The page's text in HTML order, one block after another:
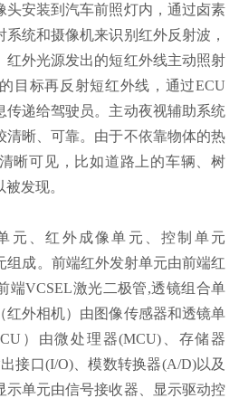
头安装到汽车前照灯内，通过卤素
统和摄像机来识别红外反射波，
红外光源发出的短红外线主动照射
目标再反射短红外线，通过ECU
传递给驾驶员。主动夜视辅助系统
清晰、可靠。由于不依靠物体的热
晰可见，比如道路上的车辆、树
发现。
元、红外成像单元、控制单元
组成。前端红外发射单元由前端红
端VCSEL激光二极管,透镜组合单
红外相机）由图像传感器和透镜单
）由微处理器(MCU)、存储器
接口(I/O)、模数转换器(A/D)以及
示单元由信号接收器、显示驱动控